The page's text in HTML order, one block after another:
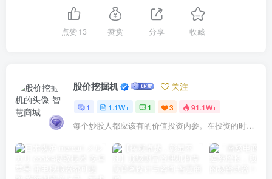
点赞13 赞赏 分享 收藏
股价挖掘机 关注
1 1.1W+ 1 3 91.1W+
每个炒股人都应该有的价值投资内参。在投资的时候，我们把自己看成是企业分析师——而不是市场分析师，也不是宏观经济分析师，更不是证券分析师。